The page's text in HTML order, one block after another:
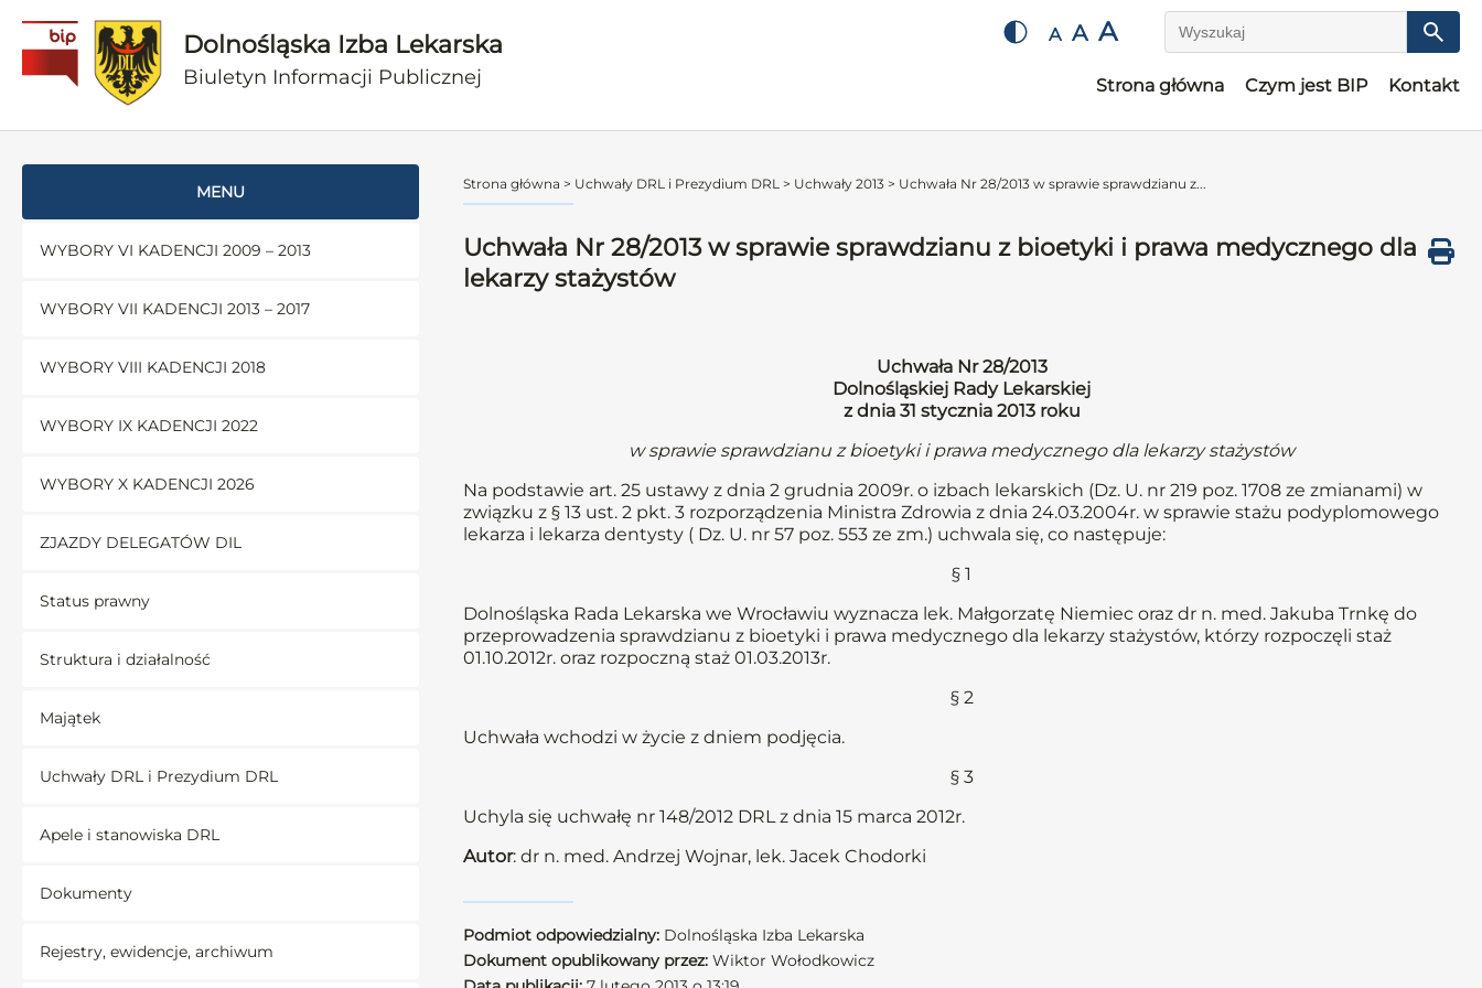
Dolnośląska Izba Lekarska
Biuletyn Informacji Publicznej
A A A Wyszukaj
Strona główna Czym jest BIP Kontakt
MENU
WYBORY VI KADENCJI 2009 – 2013
WYBORY VII KADENCJI 2013 – 2017
WYBORY VIII KADENCJI 2018
WYBORY IX KADENCJI 2022
WYBORY X KADENCJI 2026
ZJAZDY DELEGATÓW DIL
Status prawny
Struktura i działalność
Majątek
Uchwały DRL i Prezydium DRL
Apele i stanowiska DRL
Dokumenty
Rejestry, ewidencje, archiwum
Strona główna > Uchwały DRL i Prezydium DRL > Uchwały 2013 > Uchwała Nr 28/2013 w sprawie sprawdzianu z...
Uchwała Nr 28/2013 w sprawie sprawdzianu z bioetyki i prawa medycznego dla
lekarzy stażystów
Uchwała Nr 28/2013
Dolnośląskiej Rady Lekarskiej
z dnia 31 stycznia 2013 roku
w sprawie sprawdzianu z bioetyki i prawa medycznego dla lekarzy stażystów
Na podstawie art. 25 ustawy z dnia 2 grudnia 2009r. o izbach lekarskich (Dz. U. nr 219 poz. 1708 ze zmianami) w
związku z § 13 ust. 2 pkt. 3 rozporządzenia Ministra Zdrowia z dnia 24.03.2004r. w sprawie stażu podyplomowego
lekarza i lekarza dentysty ( Dz. U. nr 57 poz. 553 ze zm.) uchwala się, co następuje:
§ 1
Dolnośląska Rada Lekarska we Wrocławiu wyznacza lek. Małgorzatę Niemiec oraz dr n. med. Jakuba Trnkę do
przeprowadzenia sprawdzianu z bioetyki i prawa medycznego dla lekarzy stażystów, którzy rozpoczęli staż
01.10.2012r. oraz rozpoczną staż 01.03.2013r.
§ 2
Uchwała wchodzi w życie z dniem podjęcia.
§ 3
Uchyla się uchwałę nr 148/2012 DRL z dnia 15 marca 2012r.
Autor: dr n. med. Andrzej Wojnar, lek. Jacek Chodorki
Podmiot odpowiedzialny: Dolnośląska Izba Lekarska
Dokument opublikowany przez: Wiktor Wołodkowicz